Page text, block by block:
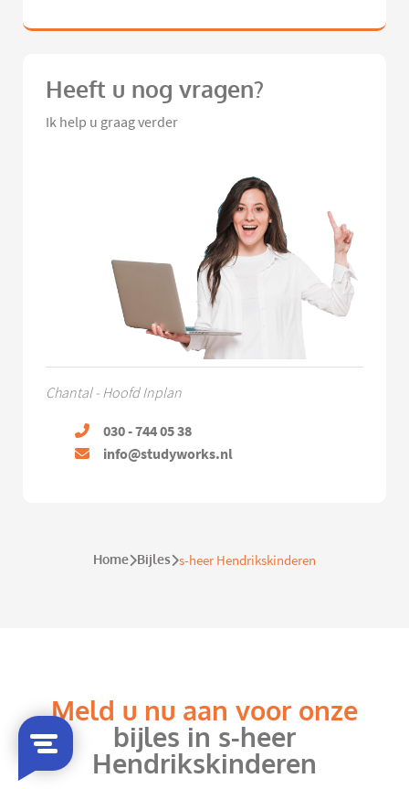
Heeft u nog vragen?
Ik help u graag verder
Chantal - Hoofd Inplan
030 - 744 05 38
info@studyworks.nl
Home Bijles s-heer Hendrikskinderen
Meld u nu aan voor onze
bijles in s-heer
Hendrikskinderen